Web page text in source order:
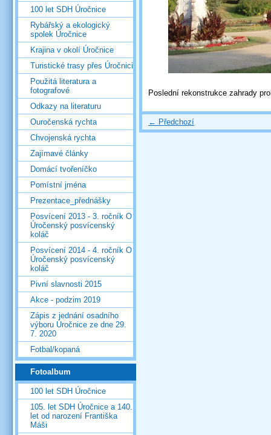
Poslední rekonstrukce zahrady
← Předchozí
100 let SDH Úročnice
Rybářský a ekologický
spolek Úročnice
Krajina v okolí Úročnice
Turistické trasy přes Úročnici
Použitá literatura a
fotografové
Odkazy na literaturu
Ouročenská rychta
Chvojenská rychta
Zajímavé články
Domácí tvořeníčko
Pomístní jména
Prezentace_přednášky
Posvícení 2013 - 3. ročník O
Úročenský posvícenský
koláč
Posvícení 2014 - 4. ročník O
Úročenský posvícenský
koláč
Pivní slavnosti 2015
Akce - podzim 2019
Zápis z jednání osadního
výboru Úročnice ze dne 29.
7. 2020
Fotbal/kopaná
Fotoalbum
100 let SDH Úročnice
105. let SDH Úročnice a 140.
let od narození Františka
Máši